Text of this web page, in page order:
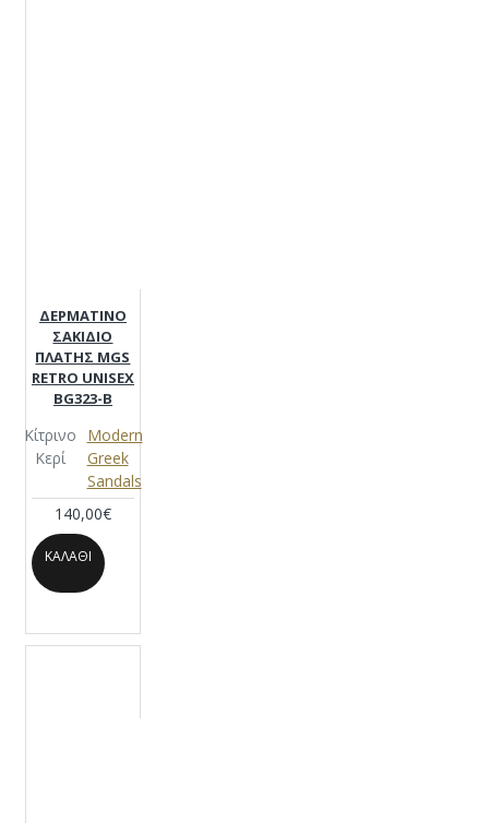
ΔΕΡΜΑΤΙΝΟ
ΣΑΚΙΔΙΟ
ΠΛΑΤΗΣ MGS
RETRO UNISEX
BG323-B
Κίτρινο
Κερί
Modern
Greek
Sandals
140,00€
ΚΑΛΆΘΙ